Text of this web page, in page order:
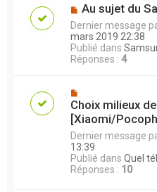
Au sujet du
Dernier message
mars 2019 22:38
Publié dans
Réponses : 4
Choix milieux
[Xiaomi/
Dernier message
13:39
Publié dans Quel
Réponses : 10